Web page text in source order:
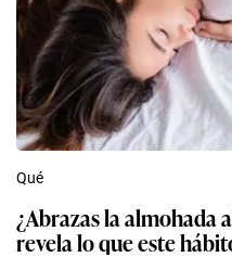
Qué
¿Abrazas la almohada
revela lo que este